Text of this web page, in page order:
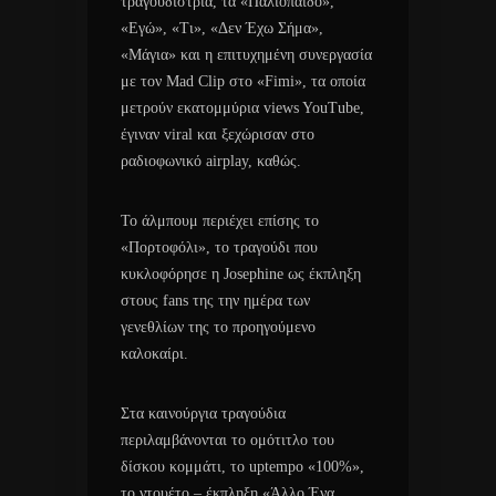
«Εγώ», «Τι», «Δεν Έχω Σήμα»,
«Μάγια» και η επιτυχημένη συνεργασία
με τον Mad Clip στο «Fimi», τα οποία
μετρούν εκατομμύρια views YouTube,
έγιναν viral και ξεχώρισαν στο
ραδιοφωνικό airplay, καθώς.
Το άλμπουμ περιέχει επίσης το
«Πορτοφόλι», το τραγούδι που
κυκλοφόρησε η Josephine ως έκπληξη
στους fans της την ημέρα των
γενεθλίων της το προηγούμενο
καλοκαίρι.
Στα καινούργια τραγούδια
περιλαμβάνονται το ομότιτλο του
δίσκου κομμάτι, το uptempo «100%»,